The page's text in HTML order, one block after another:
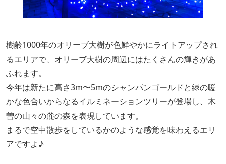
樹齢1000年のオリーブ大樹が色鮮やかにライトアップされ
るエリアで、オリーブ大樹の周辺にはたくさんの輝きがあ
ふれます。
今年は新たに高さ3m〜5mのシャンパンゴールドと緑の暖
かな色合いからなるイルミネーションツリーが登場し、木
曽の山々の麓の森を表現しています。
まるで空中散歩をしているかのような感覚を味わえるエリ
アですよ♪